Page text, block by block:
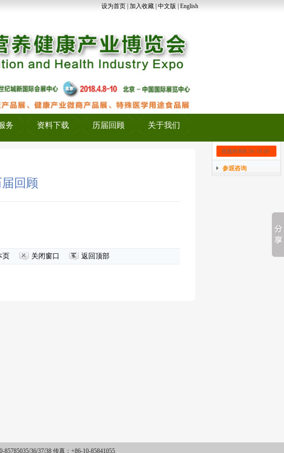
设为首页 加入收藏 中文版 English
务 资料下载 历届回顾 关于我们
届回顾
页 关闭窗口 返回顶部
36/37/38 传真：+86-10-85841055
在线时间8:30-18:00
参观咨询